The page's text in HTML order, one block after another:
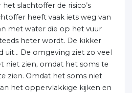
slachtoffer de risico’s
heeft vaak iets weg van
met water die op het vuur
heter wordt. De kikker
uit… De omgeving ziet zo veel
niet zien, omdat het soms te
zien. Omdat het soms niet
het oppervlakkige kijken en